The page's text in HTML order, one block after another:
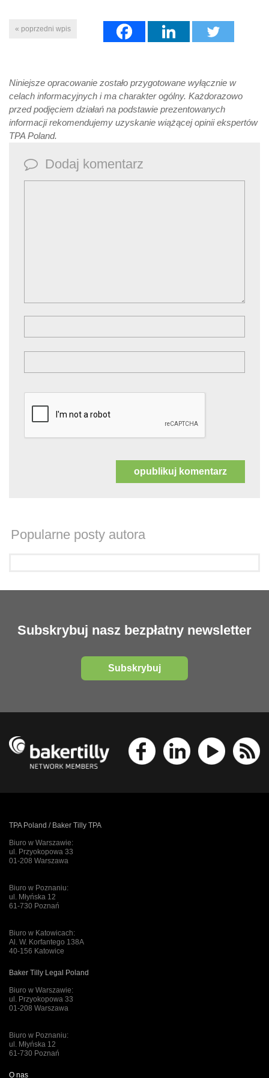
« poprzedni wpis
Niniejsze opracowanie zostało przygotowane wyłącznie w
celach informacyjnych i ma charakter ogólny. Każdorazowo
przed podjęciem działań na podstawie prezentowanych
informacji rekomendujemy uzyskanie wiążącej opinii ekspertów
TPA Poland.
Dodaj komentarz
Popularne posty autora
Subskrybuj nasz bezpłatny newsletter
Subskrybuj
TPA Poland / Baker Tilly TPA
Biuro w Warszawie:
ul. Przyokopowa 33
01-208 Warszawa
Biuro w Poznaniu:
ul. Młyńska 12
61-730 Poznań
Biuro w Katowicach:
Al. W. Korfantego 138A
40-156 Katowice
Baker Tilly Legal Poland
Biuro w Warszawie:
ul. Przyokopowa 33
01-208 Warszawa
Biuro w Poznaniu:
ul. Młyńska 12
61-730 Poznań
O nas